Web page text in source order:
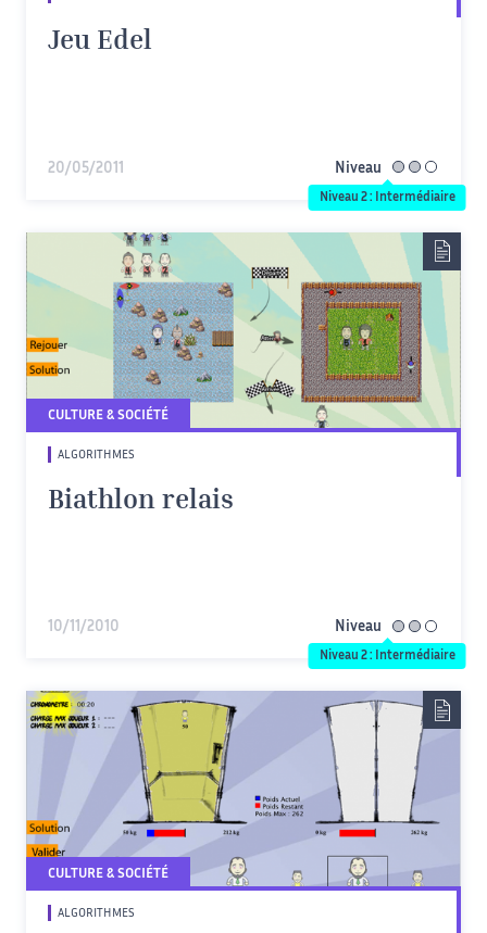
Jeu Edel
20/05/2011 Niveau intermédiaire
Niveau 2 : Intermédiaire
CULTURE & SOCIÉTÉ
ALGORITHMES
Biathlon relais
10/11/2010 Niveau intermédiaire
Niveau 2 : Intermédiaire
CULTURE & SOCIÉTÉ
ALGORITHMES